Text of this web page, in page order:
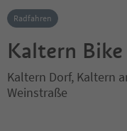
Radfahren
Kaltern
Kaltern Dorf, Kaltern
Weinstraße